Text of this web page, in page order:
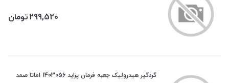
299,520تومان
گردگیر هیدرولیک جعبه فرمان پراید 1403056 اماتا صمد